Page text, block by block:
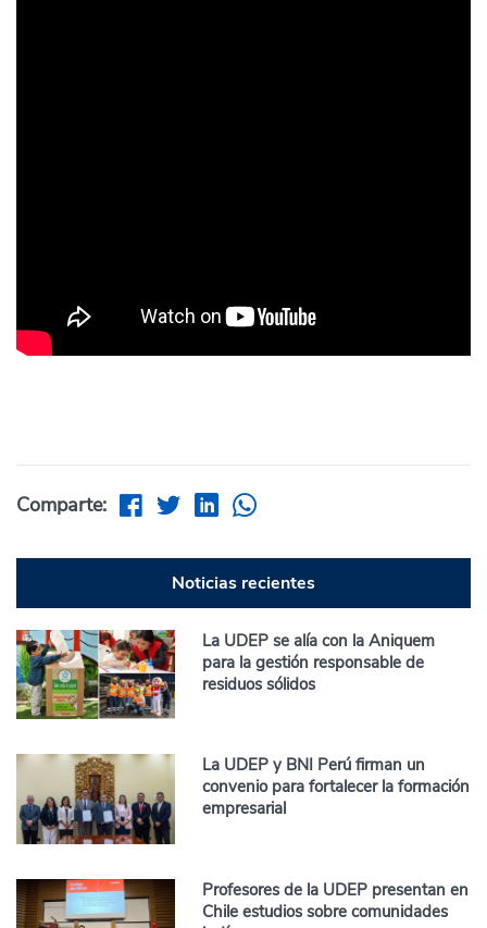
Comparte:
Noticias recientes
La UDEP se alía con la Aniquem
para la gestión responsable de
residuos sólidos
La UDEP y BNI Perú firman un
convenio para fortalecer la formación
empresarial
Profesores de la UDEP presentan en
Chile estudios sobre comunidades